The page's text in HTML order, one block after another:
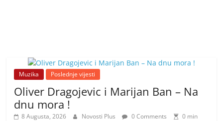
Muzika Poslednje vijesti
Oliver Dragojevic i Marijan Ban – Na
dnu mora !
8 Augusta, 2026 Novosti Plus 0 Comments
0 min